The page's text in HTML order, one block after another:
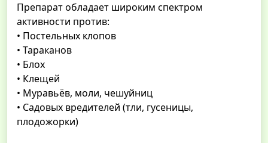
Препарат обладает широким спектром
активности против:
• Постельных клопов
• Тараканов
• Блох
• Клещей
• Муравьёв, моли, чешуйниц
• Садовых вредителей (тли, гусеницы,
плодожорки)